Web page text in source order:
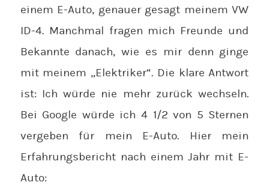
einem E-Auto, genauer gesagt meinem VW
ID-4. Manchmal fragen mich Freunde und
Bekannte danach, wie es mir denn ginge
mit meinem „Elektriker“. Die klare Antwort
ist: Ich würde nie mehr zurück wechseln.
Bei Google würde ich 4 1/2 von 5 Sternen
vergeben für mein E-Auto. Hier mein
Erfahrungsbericht nach einem Jahr mit E-
Auto: